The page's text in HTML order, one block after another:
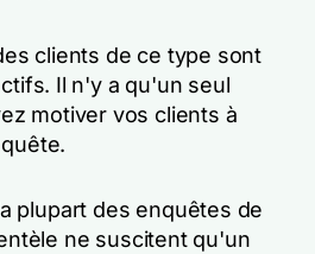
clients de ce type sont
Il n'y a qu'un seul
motiver vos clients à
plupart des enquêtes de
ne suscitent qu'un